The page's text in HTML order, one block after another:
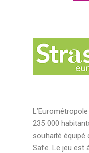
235 000
souhaité équipé
Safe. Le jeu est